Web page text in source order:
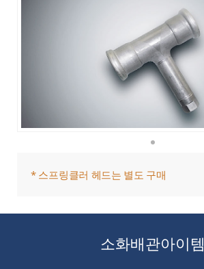
* 스프링클러 헤드는 별도 구매
소화배관아이템